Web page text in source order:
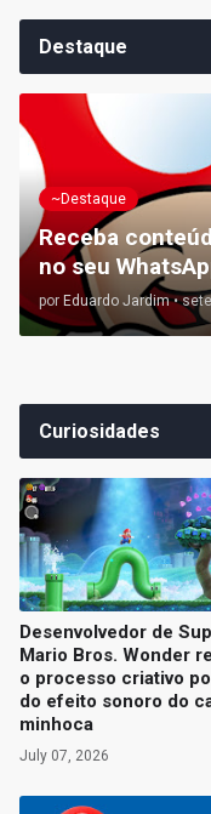
Destaque
~Destaque
Receba
no seu
por Eduardo Jardim •
Curiosidades
Desenvolvedor de
Mario Bros. Wonder
o processo criativo
do efeito sonoro do
minhoca
July 07, 2026